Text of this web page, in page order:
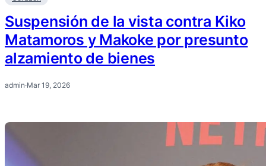
Suspensión de la vista contra Kiko
Matamoros y Makoke por presunto
alzamiento de bienes
admin·Mar 19, 2026